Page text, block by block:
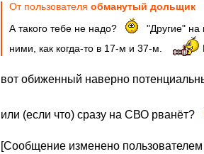
От пользователя обманутый дольщик
А такого тебе не надо?
"Другие" на
ними, как когда-то в 17-м и 37-м.
вот обиженный наверно
или (если что) сразу на СВО рванёт?
[Сообщение изменено